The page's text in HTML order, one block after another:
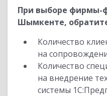
При выборе фирмы-
Шымкенте,
Количество
на
Количество
на внедрение
системы